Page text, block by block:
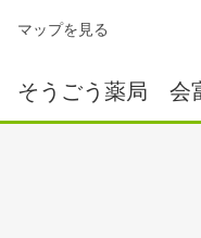
マップを見る
そうごう薬局 会